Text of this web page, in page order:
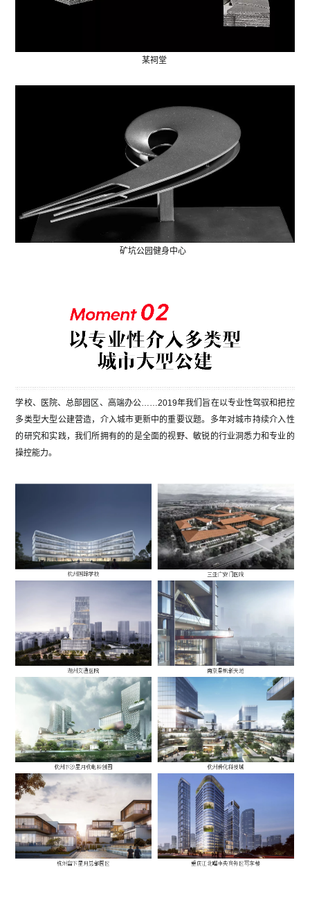
某祠堂
矿坑公园健身中心
学校、医院、总部园区、高端办公……2019年我们旨在以专业性驾驭和把控
多类型大型公建营造，介入城市更新中的重要议题。多年对城市持续介入性
的研究和实践，我们所拥有的的是全面的视野、敏锐的行业洞悉力和专业的
操控能力。